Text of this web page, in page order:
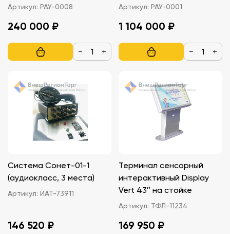
Артикул: РАУ-0008
240 000 ₽
− +
Артикул: РАУ-0001
1 104 000 ₽
− +
Система Сонет-01-1
(аудиокласс, 3 места)
Артикул: ИАТ-73911
146 520 ₽
Терминал сенсорный
интерактивный Display
Vert 43″ на стойке
Артикул: ТФЛ-11234
169 950 ₽